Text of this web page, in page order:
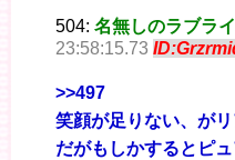
504: 名無しのラブラ
23:58:15.73
>>497
笑顔が足りない、が
だがもしかするとピ